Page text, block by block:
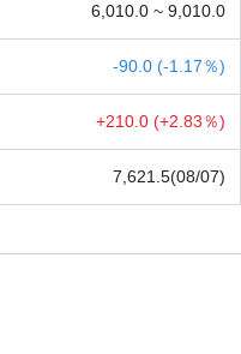
6,010.0 ~ 9,010.0
-90.0 (-1.17％)
+210.0 (+2.83％)
7,621.5(08/07)